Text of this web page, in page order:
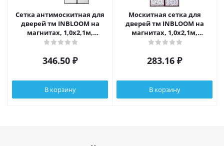
Сетка антимоскитная для
дверей тм INBLOOM на
магнитах, 1,0х2,1м,
стекловолокно, 2 цвета
346.50 ₽
В корзину
Москитная сетка для
дверей тм INBLOOM на
магнитах, 1,0х2,1м,
полиэстер
283.16 ₽
В корзину